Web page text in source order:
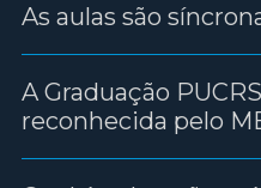
As aulas são
A Graduação
reconhecida pelo